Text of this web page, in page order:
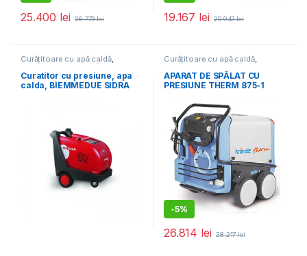
25.400 lei 26.773lei 19.167 lei 20.947lei
Curățitoare cu apă caldă,
Echipamente de curățat
Curatitor cu presiune, apa
calda, BIEMMEDUE SIDRA
Curățitoare cu apă caldă,
Echipamente de curățat
APARAT DE SPĂLAT CU
PRESIUNE THERM 875-1
-5%
26.814 lei 28.217lei